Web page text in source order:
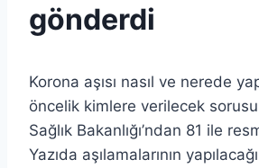
gönderdi
Korona aşısı nasıl ve nerede
öncelik kimlere verilecek sorusu
Sağlık Bakanlığı’ndan 81 ile
Yazıda aşılamalarının